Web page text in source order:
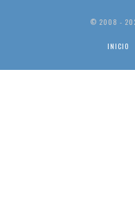
© 2008 -
INICIO